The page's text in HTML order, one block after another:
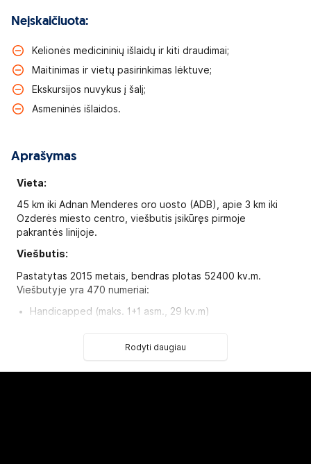
Neįskaičiuota:
Kelionės medicininių išlaidų ir kiti draudimai;
Maitinimas ir vietų pasirinkimas lėktuve;
Ekskursijos nuvykus į šalį;
Asmeninės išlaidos.
Aprašymas
Vieta:
45 km iki Adnan Menderes oro uosto (ADB), apie 3 km iki
Ozderės miesto centro, viešbutis įsikūręs pirmoje
pakrantės linijoje.
Viešbutis:
Pastatytas 2015 metais, bendras plotas 52400 kv.m.
Viešbutyje yra 470 numeriai:
Handicapped (maks. 1+1 asm., 29 kv.m)
Royal Deluxe Suite (maks. 2+2 asm., 69 kv.m)
Rodyti daugiau